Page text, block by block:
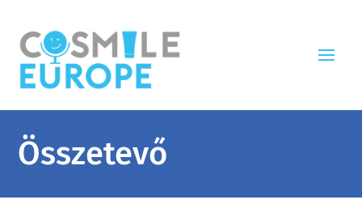
Összetevő